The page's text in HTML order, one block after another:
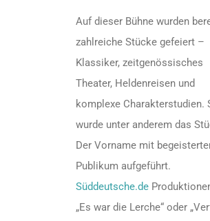
Auf dieser Bühne wurden
zahlreiche Stücke gefeiert –
Klassiker, zeitgenössisches
Theater, Heldenreisen und
komplexe Charakterstudien.
wurde unter anderem das
Der Vorname mit
Publikum aufgeführt.
Süddeutsche.de
„Es war die Lerche“ oder